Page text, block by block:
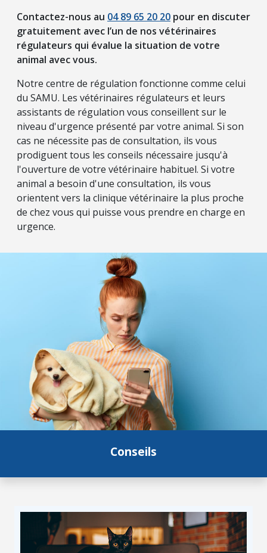
Contactez-nous au 04 89 65 20 20 pour en discuter
gratuitement avec l’un de nos vétérinaires
régulateurs qui évalue la situation de votre
animal avec vous.
Notre centre de régulation fonctionne comme celui
du SAMU. Les vétérinaires régulateurs et leurs
assistants de régulation vous conseillent sur le
niveau d'urgence présenté par votre animal. Si son
cas ne nécessite pas de consultation, ils vous
prodiguent tous les conseils nécessaire jusqu'à
l'ouverture de votre vétérinaire habituel. Si votre
animal a besoin d'une consultation, ils vous
orientent vers la clinique vétérinaire la plus proche
de chez vous qui puisse vous prendre en charge en
urgence.
Conseils